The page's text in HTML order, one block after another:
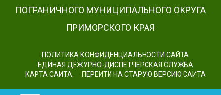
ПОГРАНИЧНОГО МУНИЦИПАЛЬНОГО ОКРУГА
ПРИМОРСКОГО КРАЯ
ПОЛИТИКА КОНФИДЕНЦИАЛЬНОСТИ САЙТА
ЕДИНАЯ ДЕЖУРНО-ДИСПЕТЧЕРСКАЯ СЛУЖБА
КАРТА САЙТА
ПЕРЕЙТИ НА СТАРУЮ ВЕРСИЮ САЙТА